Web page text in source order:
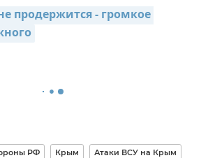
продержится - громкое
РФ Крым Атаки ВСУ на Крым